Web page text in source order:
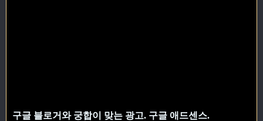
구글 블로거와 궁합이 맞는 광고. 구글 애드센스.